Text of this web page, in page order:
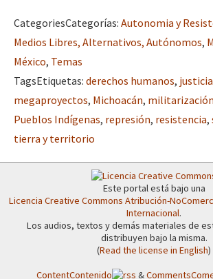
CategoriesCategorías: Autonomia y
Medios Libres, Alternativos, Autónomos,
México, Temas
TagsEtiquetas: derechos humanos, justicia
megaproyectos, Michoacán, militarización
Pueblos Indígenas, represión, resistencia,
tierra y territorio
Este portal está bajo una
Licencia Creative Commons Atribución-
Internacional.
Los audios, textos y demás materiales de
distribuyen bajo la misma.
(Read the license in English)
ContentContenido &Comments